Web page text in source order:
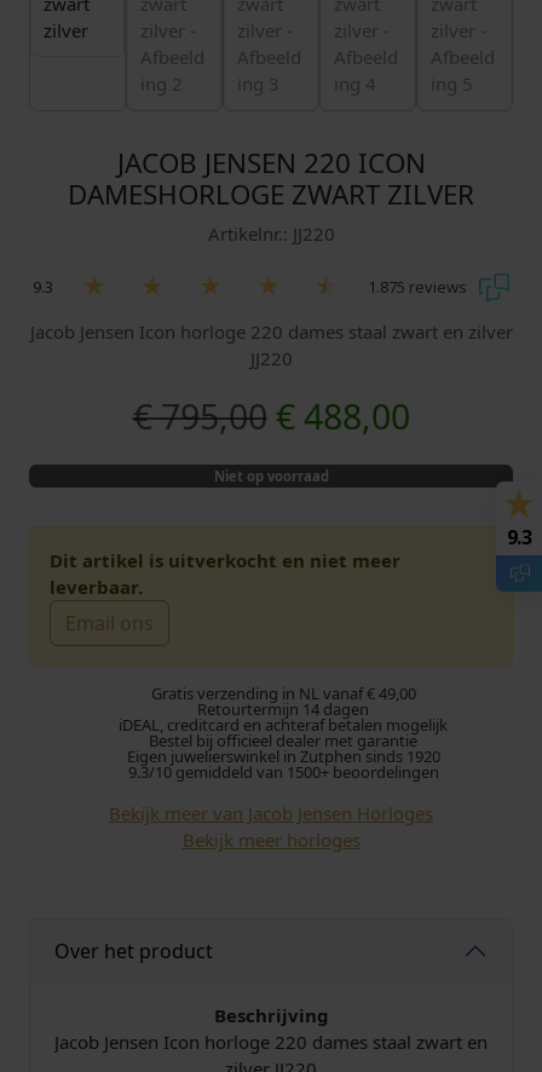
JACOB JENSEN 220 ICON
DAMESHORLOGE ZWART ZILVER
Artikelnr.: JJ220
9.3 1.875 reviews
Jacob Jensen Icon horloge 220 dames staal zwart en zilver
JJ220
€795,00 O
o
r
s
r
o
n
k
j
€488,00H
u
i
g
e
p
r
i
Niet op voorraad
Dit artikel is uitverkocht en niet meer
leverbaar.
Email ons
Gratis verzending in NL vanaf € 49,00
Retourtermijn 14 dagen
iDEAL, creditcard en achteraf betalen mogelijk
Bestel bij officieel dealer met garantie
Eigen juwelierswinkel in Zutphen sinds 1920
9.3/10 gemiddeld van 1500+ beoordelingen
Bekijk meer van Jacob Jensen Horloges
Bekijk meer horloges
Over het product
Beschrijving
Jacob Jensen Icon horloge 220 dames staal zwart en
9.3